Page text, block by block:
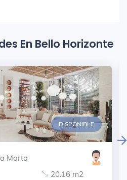
En Bello Horizonte
DISPONIBLE
Marta
20.16 m2